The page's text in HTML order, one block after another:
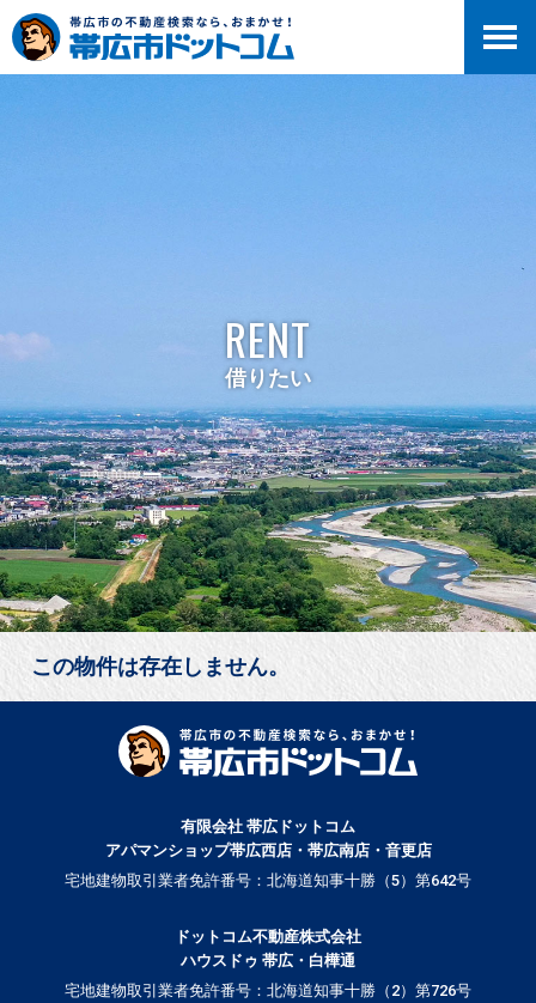
RENT
借りたい
この物件は存在しません。
有限会社 帯広ドットコム
アパマンショップ帯広西店・帯広南店・音更店
宅地建物取引業者免許番号：北海道知事十勝（5）第642号
ドットコム不動産株式会社
ハウスドゥ 帯広・白樺通
宅地建物取引業者免許番号：北海道知事十勝（2）第726号